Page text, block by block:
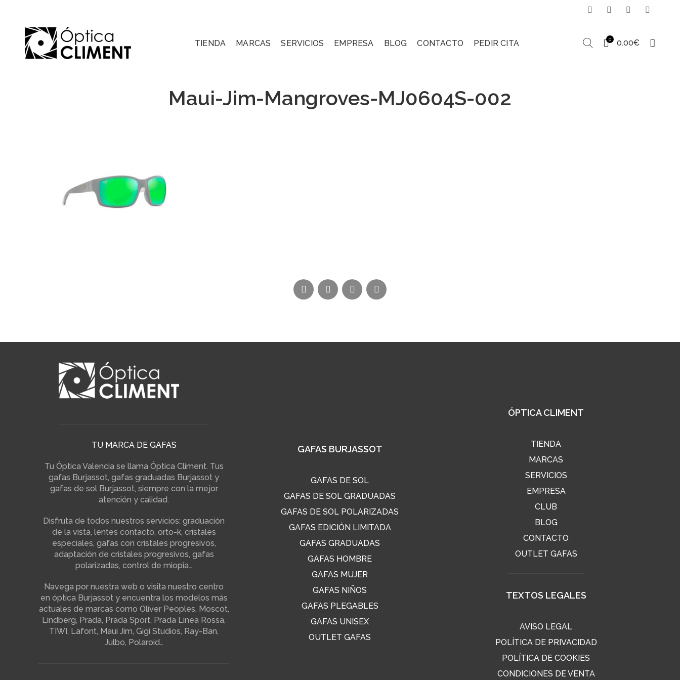
TIENDA MARCAS SERVICIOS EMPRESA BLOG CONTACTO PEDIR CITA 0 0.00€
Maui-Jim-Mangroves-MJ0604S-002
TU MARCA DE GAFAS
Tu Óptica Valencia se llama Óptica Climent. Tus
gafas Burjassot, gafas graduadas Burjassot y
gafas de sol Burjassot, siempre con la mejor
atención y calidad.
Disfruta de todos nuestros servicios: graduación
de la vista, lentes contacto, orto-k, cristales
especiales, gafas con cristales progresivos,
adaptación de cristales progresivos, gafas
polarizadas, control de miopia…
Navega por nuestra web o visita nuestro centro
en óptica Burjassot y encuentra los modelos más
actuales de marcas como Oliver Peoples, Moscot,
Lindberg, Prada, Prada Sport, Prada Linea Rossa,
TIWI, Lafont, Maui Jim, Gigi Studios, Ray-Ban,
Julbo, Polaroid…
GAFAS BURJASSOT
GAFAS DE SOL
GAFAS DE SOL GRADUADAS
GAFAS DE SOL POLARIZADAS
GAFAS EDICIÓN LIMITADA
GAFAS GRADUADAS
GAFAS HOMBRE
GAFAS MUJER
GAFAS NIÑOS
GAFAS PLEGABLES
GAFAS UNISEX
OUTLET GAFAS
ÓPTICA CLIMENT
TIENDA
MARCAS
SERVICIOS
EMPRESA
CLUB
BLOG
CONTACTO
OUTLET GAFAS
TEXTOS LEGALES
AVISO LEGAL
POLÍTICA DE PRIVACIDAD
POLÍTICA DE COOKIES
CONDICIONES DE VENTA